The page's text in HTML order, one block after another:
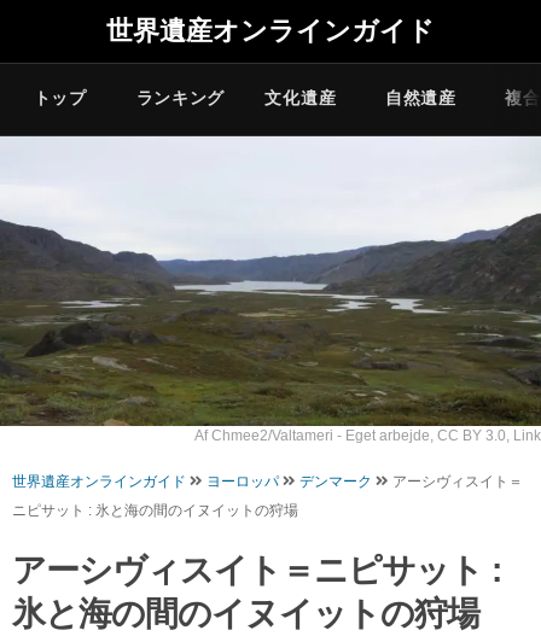
世界遺産オンラインガイド
トップ ランキング 文化遺産 自然遺産 複
AfChmee2/Valtameri - Eget arbejde CC BY 3.0 Link
世界遺産オンラインガイド ヨーロッパ デンマーク
アーシヴィスイト＝
ニピサット : 氷と海の間のイヌイットの狩場
アーシヴィスイト＝ニピサット :
氷と海の間のイヌイットの狩場